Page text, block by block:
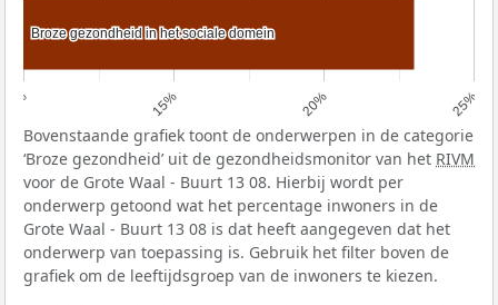
10% 15% 20% 25%
Broze gezondheid in het sociale domein
Broze gezondheid in het sociale domein
Bovenstaande grafiek toont de onderwerpen in de categorie
‘Broze gezondheid’ uit de gezondheidsmonitor van het RIVM
voor de Grote Waal - Buurt 13 08. Hierbij wordt per
onderwerp getoond wat het percentage inwoners in de
Grote Waal - Buurt 13 08 is dat heeft aangegeven dat het
onderwerp van toepassing is. Gebruik het filter boven de
grafiek om de leeftijdsgroep van de inwoners te kiezen.